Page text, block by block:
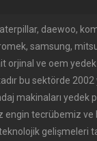
daewoo,
samsung,
orjinal ve oem
bu sektörde 2002
makinaları yedek
engin tecrübemiz ve
gelişmeleri